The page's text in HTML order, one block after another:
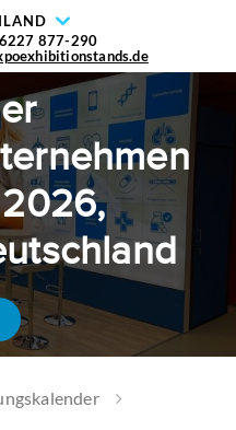
877-290